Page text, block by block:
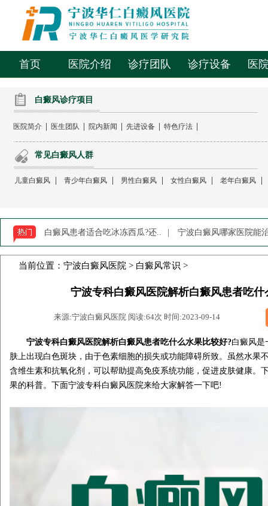
首页 医院介绍 诊疗团队 诊疗设备 医
白癜风诊疗项目
常见白癜风人群
医院简介 医生团队 院内新闻 先进设备 特色疗法
儿童白癜风 青少年白癜风 男性白癜风 女性白癜风 老年白癜风
白癜风患者适合吃冰冻西瓜?还.. 宁波白癜风哪家医院能
当前位置： 宁波白癜风医院 > 白癜风常识 >
宁波专科白癜风医院解析白癜风患者吃什
来源:宁波白癜风医院 阅读:64次 时间:2023-09-14
宁波专科白癜风医院解析白癜风患者吃什么水果比较好?白癜风是
肤上出现白色斑块，由于色素细胞的损失或功能障碍所致。虽然水果
含维生素和抗氧化剂，可以帮助提高免疫系统功能，促进皮肤健康。
果的科普。下面宁波专科白癜风医院来给大家解答一下吧!